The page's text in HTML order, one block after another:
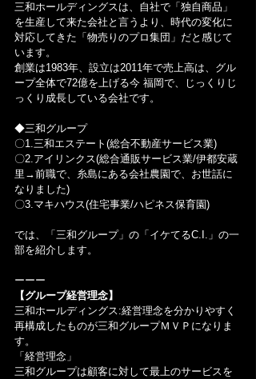
三和ホールディングスは、自社で「独自商品」
を生産して来た会社と言うより、時代の変化に
対応してきた「物売りのプロ集団」だと感じて
います。
創業は1983年、設立は2011年で売上高は、グル
ープ全体で72億を上げる今 福岡で、じっくりじ
っくり成長している会社です。
◆三和グループ
〇1.三和エステート(総合不動産サービス業)
〇2.アイリンクス(総合通販サービス業/伊都安蔵
里→前職で、糸島にある会社農園で、お世話に
なりました)
〇3.マキハウス(住宅事業/ハピネス保育園)
では、「三和グループ」の「イケてるC.I.」の一
部を紹介します。
ーーー
【グループ経営理念】
三和ホールディングス:経営理念を分かりやすく
再構成したものが三和グループＭＶＰになりま
す。
「経営理念」
三和グループは顧客に対して最上のサービスを